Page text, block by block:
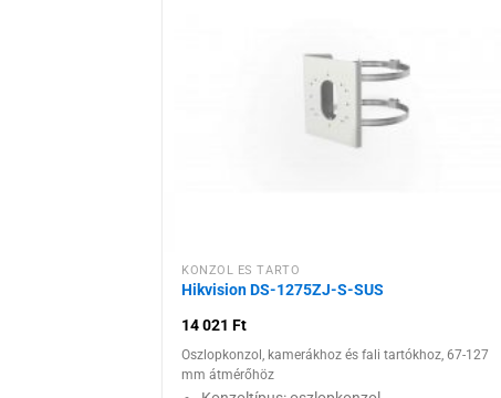
KONZOL ÉS TARTÓ
Hikvision DS-1275ZJ-S-SUS
14 021Ft
Oszlopkonzol, kamerákhoz és fali tartókhoz, 67-127
mm átmérőhöz